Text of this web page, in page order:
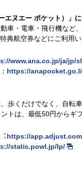
エヌエー ポケット）」
車・電車・飛行機など
典航空券などにご利用い
www.ana.co.jp/ja/jp/
https://
歩くだけでなく、自転
トは、最低50円からギ
https://
static.powl.jp/lp/